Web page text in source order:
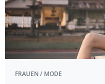
FRAUEN / MODE